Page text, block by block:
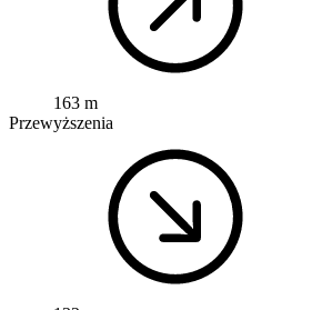
163 m
Przewyższenia